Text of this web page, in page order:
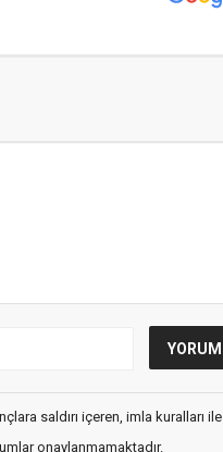
saldırı içeren, imla kuralları ile
onaylanmamaktadır.